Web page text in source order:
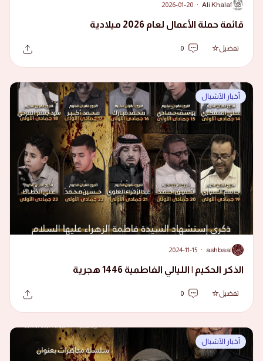
A
Ali Khalaf
·
2026-01-20
قائمة حملة الأعمال لعام 2026 ميلادية
تفضيل 0
أخبار الأشبال
A
ashbaal
·
2024-11-15
الذكر الحكيم | الليالي الفاطمية 1446 هجرية
تفضيل 0
أخبار الأشبال